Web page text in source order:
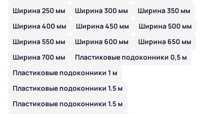
Ширина 250 мм
Ширина 300 мм
Ширина 350 мм
Ширина 400 мм
Ширина 450 мм
Ширина 500 мм
Ширина 550 мм
Ширина 600 мм
Ширина 650 мм
Ширина 700 мм
Пластиковые подоконники 0,5 м
Пластиковые подоконники 1 м
Пластиковые подоконники 1.5 м
Пластиковые подоконники 1.5 м